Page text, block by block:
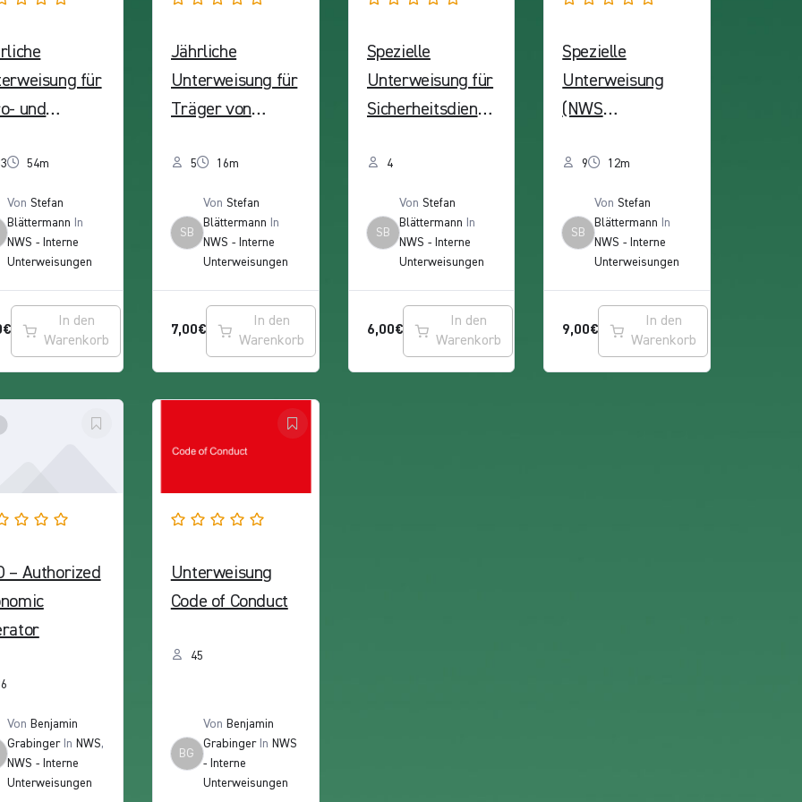
für
und
und
54m
Von Stefan
Blättermann In
NWS - Interne
Unterweisungen
€
In den
Warenkorb
Jährliche
Unterweisung für
Träger von
Schutzausrüstung
Sicherheitsschuh
e) (NWS
e GmbH / A.S.
Advanced
5 16m
SB
Von Stefan
Blättermann In
NWS - Interne
Unterweisungen
7,00€
In den
Warenkorb
Spezielle
Unterweisung für
Sicherheitsdienst
Sicherheitsservic
e GmbH / A.S.
Advanced
Security GmbH) –
mit Zecken
4
SB
Von Stefan
Blättermann In
NWS - Interne
Unterweisungen
6,00€
In den
Warenkorb
Spezielle
Unterweisung
(NWS
uppe) – Thema:
Leitern und Tritte
9 12m
SB
VonStefan
Blättermann In
NWS - Interne
Unterweisungen
9,00€
In den
Warenkorb
– Authorized
Von Benjamin
GrabingerIn NWS,
NWS - Interne
Unterweisungen
Unterweisung
Code of Conduct
45
BG
Von Benjamin
GrabingerIn NWS
- Interne
Unterweisungen